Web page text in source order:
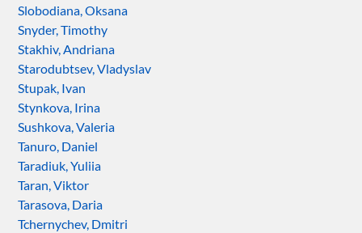
Slobodiana, Oksana
Snyder, Timothy
Stakhiv, Andriana
Starodubtsev, Vladyslav
Stupak, Ivan
Stynkova, Irina
Sushkova, Valeria
Tanuro, Daniel
Taradiuk, Yuliia
Taran, Viktor
Tarasova, Daria
Tchernychev, Dmitri